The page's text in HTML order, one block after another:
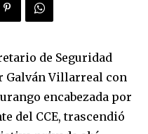
de Seguridad
Galván Villarreal con
encabezada por
del CCE, trascendió